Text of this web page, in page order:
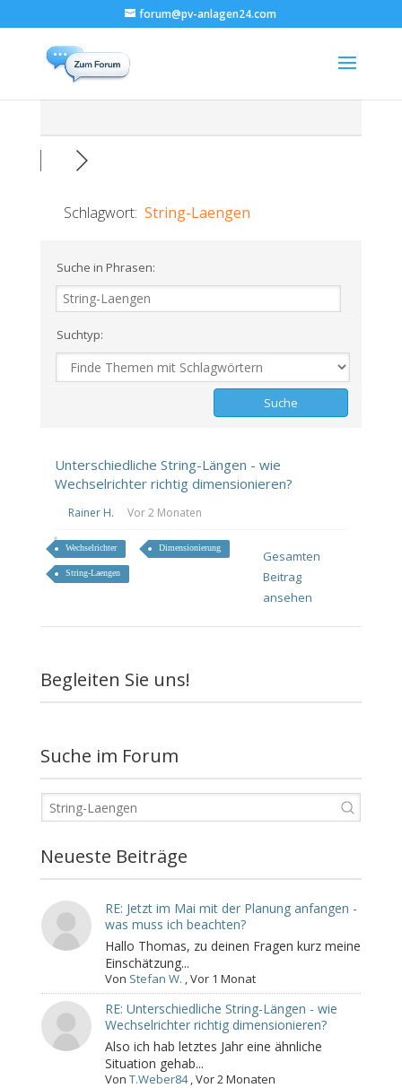
forum@pv-anlagen24.com
Schlagwort: String-Laengen
Suche in Phrasen:
Suchtyp:
Unterschiedliche String-Längen - wie
Wechselrichter richtig dimensionieren?
Rainer H. Vor 2 Monaten
Wechselrichter Dimensionierung
String-Laengen
Gesamten
Beitrag
ansehen
Begleiten Sie uns!
Suche im Forum
Neueste Beiträge
RE: Jetzt im Mai mit der Planung anfangen -
was muss ich beachten?
Hallo Thomas, zu deinen Fragen kurz meine
Einschätzung...
Von Stefan W. ,Vor 1 Monat
RE: Unterschiedliche String-Längen - wie
Wechselrichter richtig dimensionieren?
Also ich hab letztes Jahr eine ähnliche
Situation gehab...
VonT.Weber84 ,Vor 2 Monaten